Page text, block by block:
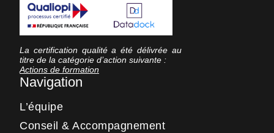
La certification qualité a été délivrée au
titre de la catégorie d’action suivante :
Actions de formation
Navigation
L’équipe
Conseil & Accompagnement